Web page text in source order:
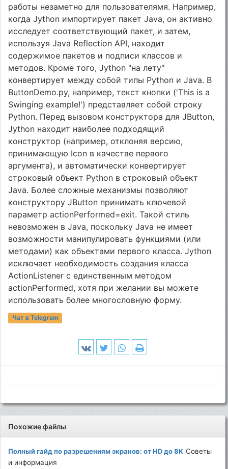
работы незаметно для пользователямя. Например,
когда Jython импортирует пакет Java, он активно
исследует соответствующий пакет, и затем,
используя Java Reflection API, находит
содержимое пакетов и подписи классов и
методов. Кроме того, Jython "на лету"
конвертирует между собой типы Python и Java. В
ButtonDemo.py, например, текст кнопки ('This is a
Swinging example!') представляет собой строку
Python. Перед вызовом конструктора для JButton,
Jython находит наиболее подходящий
конструктор (например, отклоняя версию,
принимающую Icon в качестве первого
аргумента), и автоматически конвертирует
строковый объект Python в строковый объект
Java. Более сложные механизмы позволяют
конструктору JButton принимать ключевой
параметр actionPerformed=exit. Такой стиль
невозможен в Java, поскольку Java не имеет
возможности манипулировать функциями (или
методами) как объектами первого класса. Jython
исключает необходимость создания класса
ActionListener с единственным методом
actionPerformed, хотя при желании вы можете
использовать более многословную форму.
Чат в Telegram
Похожие файлы
Полный гайд по разрешениям экранов: от HD до 8K Советы
и информация